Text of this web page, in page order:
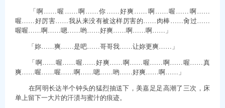
「啊……喔……啊……你……好爽……啊……喔……啊……
喔……好厉害……我从来没有被这样厉害的……肉棒……肏过……
喔喔……啊……嗯……哟……好爽……啊……啊……」
「妳……爽……是吧……哥哥我……让妳更爽……」
「啊……喔……喔……好爽……啊……喔……啊……喔……真
爽……喔……喔……啊……嗯……哟……好爽……啊……」
在阿明长达半个钟头的猛烈抽送下，美嘉足足高潮了三次，床
单上留下一大片的汗渍与蜜汁的痕迹。